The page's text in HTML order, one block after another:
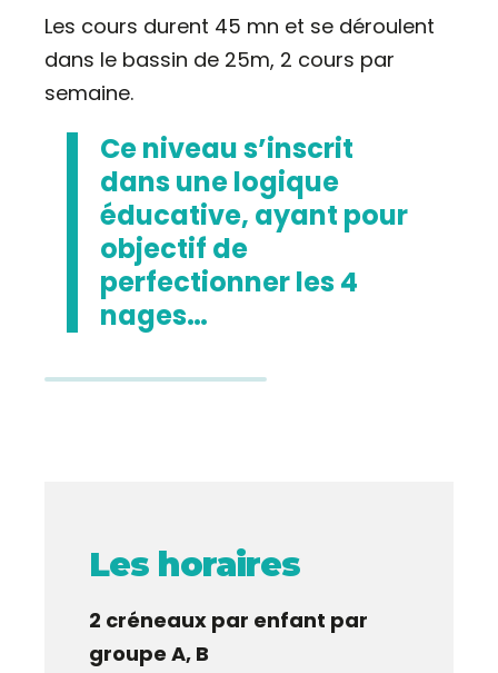
Les cours durent 45 mn et se déroulent
dans le bassin de 25m, 2 cours par
semaine.
Ce niveau s’inscrit
dans une logique
éducative, ayant pour
objectif de
perfectionner les 4
nages…
Les horaires
2 créneaux par enfant par
groupe A, B